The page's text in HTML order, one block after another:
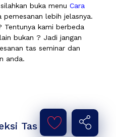
buka menu Cara
lebih jelasnya.
Tentunya kami berbeda
bukan ? Jadi jangan
tas seminar dan
anda.
Tas